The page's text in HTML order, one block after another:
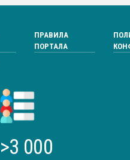
ПРАВИЛА
ПОРТАЛА
>3 000